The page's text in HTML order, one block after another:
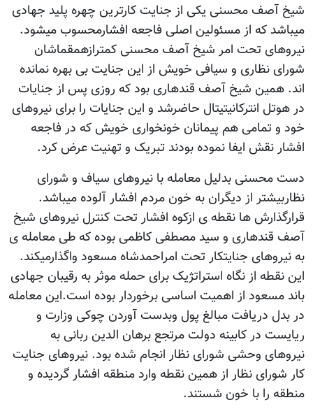
شیخ آصف محسنی یکی از جنایت کارترین چهره پلید جهادی
میباشد که از مسئولین اصلی فاجعه افشارمحسوب میشود.
نیروهای تحت امر شیخ آصف محسنی کمترازهمقماشان
شورای نظاری و سیافی خویش از این جنایت بی بهره نمانده
اند. همین شیخ آصف قندهاری بود که روزی پس از جنایات
در هوتل انترکانیتیتال حاضرشد و این جنایات را برای نیروهای
خود و تمامی هم پیمانان خونخواری خویش که در فاجعه
افشار نقش ایفا نموده بودند تبریک و تهنیت عرض کرد.
دست محسنی بدلیل معامله با نیروهای سیاف و شورای
نظاربیشتر از دیگران به خون مردم افشار آلوده میباشد.
قرارگذارش ها نقطه ی ازکوه افشار تحت کنترل نیروهای شیخ
آصف قندهاری و سید مصطفی کاظمی بوده که طی معامله ی
به نیروهای جنایتکار تحت امراحمدشاه مسعود واگذارمیکند.
این نقطه از نگاه استراتژیک برای حمله موثر به رقیبان جهادی
باند مسعود از اهمیت اساسی برخوردار بوده است.این معامله
در بدل دریافت مبالغ پول وبدست آوردن چوکی وزارت و
ریایست در کابینه دولت مرتجع برهان الدین ربانی به
نیروهای وحشی شورای نظار انجام شده بود. نیروهای جنایت
کار شورای نظار از همین نقطه وارد منطقه افشار گردیده و
منطقه را با خون شستند.